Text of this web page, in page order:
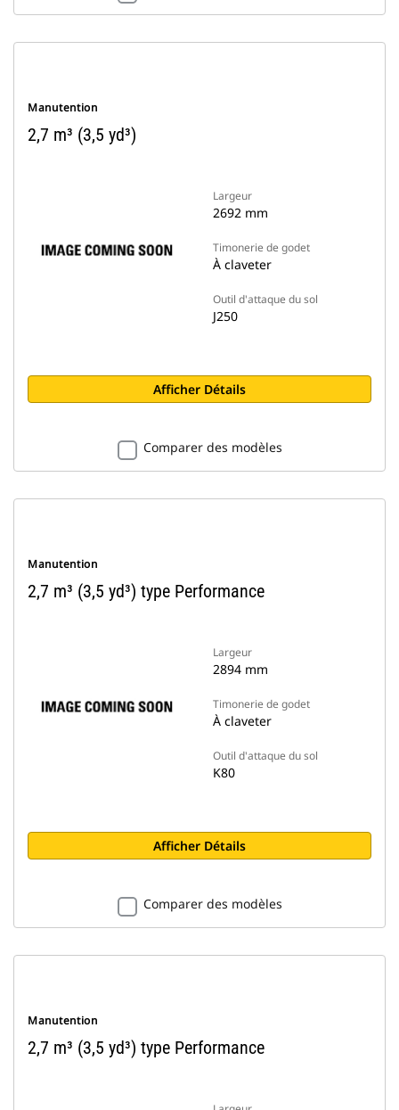
Manutention
2,7 m³ (3,5 yd³)
Largeur
2692 mm
Timonerie de godet
À claveter
Outil d'attaque du sol
J250
Afficher Détails
Comparer des modèles
Manutention
2,7 m³ (3,5 yd³) type Performance
Largeur
2894 mm
Timonerie de godet
À claveter
Outil d'attaque du sol
K80
Afficher Détails
Comparer des modèles
Manutention
2,7 m³ (3,5 yd³) type Performance